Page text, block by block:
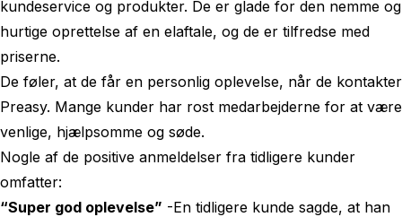
kundeservice og produkter. De er glade for den nemme og
hurtige oprettelse af en elaftale, og de er tilfredse med
priserne.
De føler, at de får en personlig oplevelse, når de kontakter
Preasy. Mange kunder har rost medarbejderne for at være
venlige, hjælpsomme og søde.
Nogle af de positive anmeldelser fra tidligere kunder
omfatter:
“Super god oplevelse” -En tidligere kunde sagde, at han